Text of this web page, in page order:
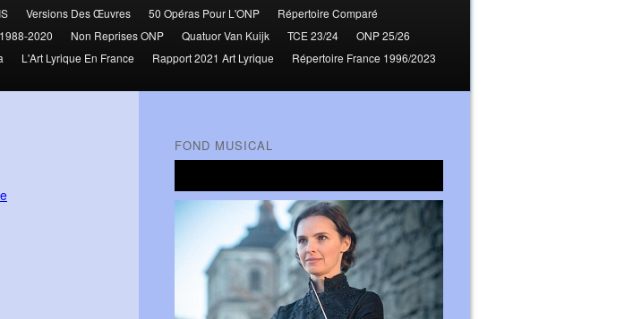
Versions Des Œuvres 50 Opéras Pour L'ONP
Répertoire Comparé
2020 Non Reprises ONP Quatuor Van Kuijk TCE 23/24
ONP 25/26
L'Art Lyrique En France Rapport 2021 Art Lyrique
Répertoire France 1996/2023
FOND MUSICAL